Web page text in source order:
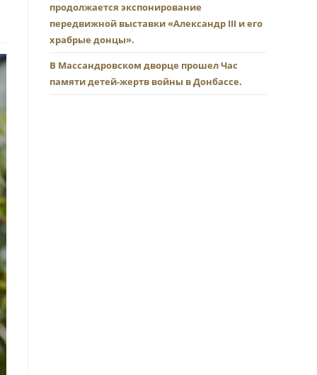
продолжается экспонирование
передвижной выставки «Александр III и его
храбрые донцы».
В Массандровском дворце прошел Час
памяти детей-жертв войны в Донбассе.